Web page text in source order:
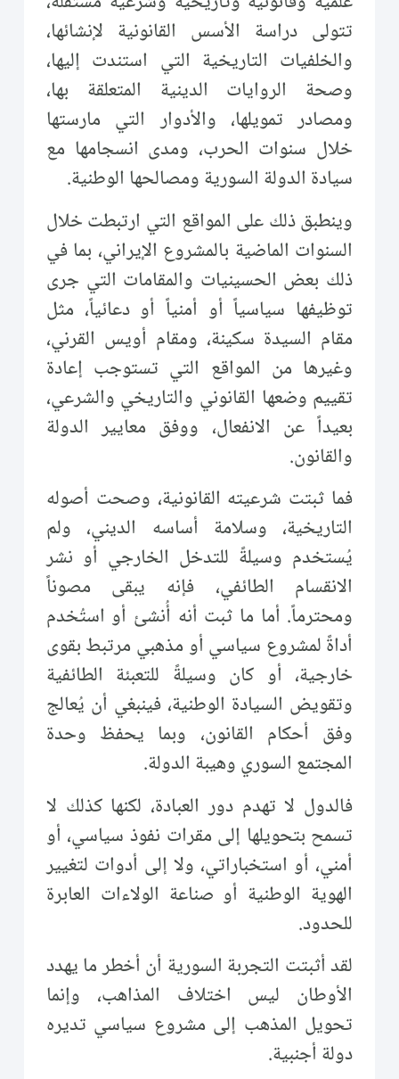
تتولى دراسة الأسس القانونية لإنشائها،
والخلفيات التاريخية التي استندت إليها،
وصحة الروايات الدينية المتعلقة بها،
ومصادر تمويلها، والأدوار التي مارستها
خلال سنوات الحرب، ومدى انسجامها مع
سيادة الدولة السورية ومصالحها الوطنية.
وينطبق ذلك على المواقع التي ارتبطت خلال
السنوات الماضية بالمشروع الإيراني، بما في
ذلك بعض الحسينيات والمقامات التي جرى
توظيفها سياسياً أو أمنياً أو دعائياً، مثل
مقام السيدة سكينة، ومقام أويس القرني،
وغيرها من المواقع التي تستوجب إعادة
تقييم وضعها القانوني والتاريخي والشرعي،
بعيداً عن الانفعال، ووفق معايير الدولة
والقانون.
فما ثبتت شرعيته القانونية، وصحت أصوله
التاريخية، وسلامة أساسه الديني، ولم
يُستخدم وسيلةً للتدخل الخارجي أو نشر
الانقسام الطائفي، فإنه يبقى مصوناً
ومحترماً. أما ما ثبت أنه أُنشئ أو استُخدم
أداةً لمشروع سياسي أو مذهبي مرتبط بقوى
خارجية، أو كان وسيلةً للتعبئة الطائفية
وتقويض السيادة الوطنية، فينبغي أن يُعالج
وفق أحكام القانون، وبما يحفظ وحدة
المجتمع السوري وهيبة الدولة.
فالدول لا تهدم دور العبادة، لكنها كذلك لا
تسمح بتحويلها إلى مقرات نفوذ سياسي، أو
أمني، أو استخباراتي، ولا إلى أدوات لتغيير
الهوية الوطنية أو صناعة الولاءات العابرة
للحدود.
لقد أثبتت التجربة السورية أن أخطر ما يهدد
الأوطان ليس اختلاف المذاهب، وإنما
تحويل المذهب إلى مشروع سياسي تديره
دولة أجنبية.